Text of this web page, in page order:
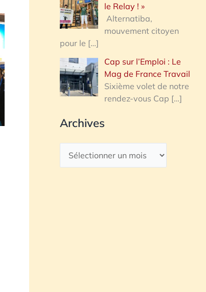
le Relay ! »
Alternatiba,
mouvement citoyen
pour le […]
Cap sur l’Emploi : Le
Mag de France Travail
Sixième volet de notre
rendez-vous Cap […]
Archives